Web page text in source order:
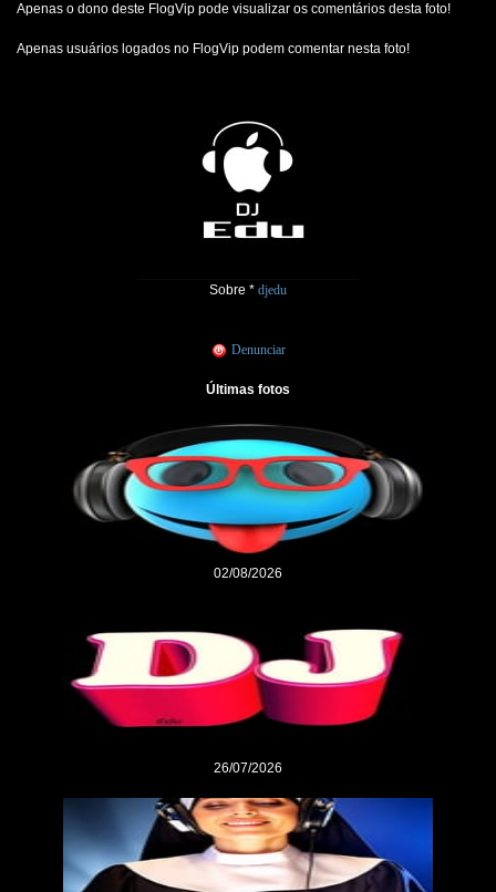
Apenas o dono deste FlogVip pode visualizar os comentários desta foto!
Apenas usuários logados no FlogVip podem comentar nesta foto!
Sobre * djedu
Denunciar
Últimas fotos
02/08/2026
26/07/2026